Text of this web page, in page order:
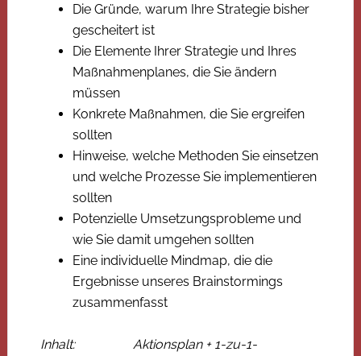
Die Gründe, warum Ihre Strategie bisher
gescheitert ist
Die Elemente Ihrer Strategie und Ihres
Maßnahmenplanes, die Sie ändern
müssen
Konkrete Maßnahmen, die Sie ergreifen
sollten
Hinweise, welche Methoden Sie einsetzen
und welche Prozesse Sie implementieren
sollten
Potenzielle Umsetzungsprobleme und
wie Sie damit umgehen sollten
Eine individuelle Mindmap, die die
Ergebnisse unseres Brainstormings
zusammenfasst
Inhalt: Aktionsplan + 1-zu-1-